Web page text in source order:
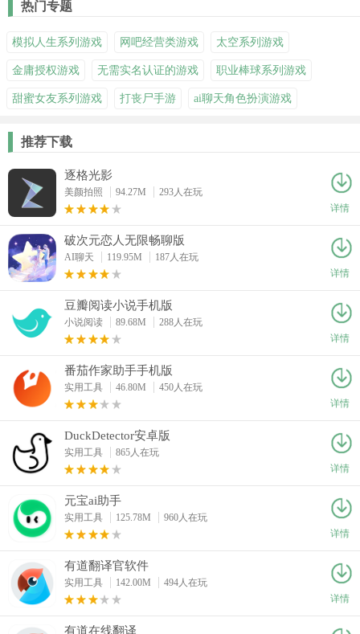
热门专题
模拟人生系列游戏 网吧经营类游戏 太空系列游戏
金庸授权游戏 无需实名认证的游戏 职业棒球系列游戏
甜蜜女友系列游戏 打丧尸手游 ai聊天角色扮演游戏
推荐下载
逐格光影
美颜拍照 94.27M
293人在玩
详情
破次元恋人无限畅聊版
AI聊天 119.95M
187人在玩
详情
豆瓣阅读小说手机版
小说阅读 89.68M
288人在玩
详情
番茄作家助手手机版
实用工具 46.80M
450人在玩
详情
DuckDetector安卓版
实用工具
865人在玩
详情
元宝ai助手
实用工具 125.78M
960人在玩
详情
有道翻译官软件
实用工具 142.00M
494人在玩
详情
有道在线翻译